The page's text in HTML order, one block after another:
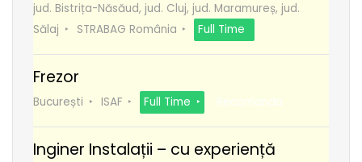
jud. Bistrița-Năsăud, jud. Cluj, jud. Maramureș, jud.
Sălaj
STRABAG România Full Time
Frezor
București ISAF Full Time Recomanda
Inginer Instalații – cu experiență